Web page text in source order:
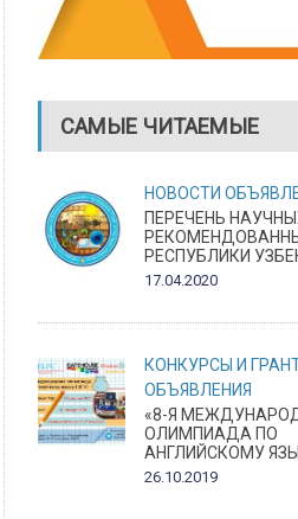
САМЫЕ ЧИТАЕМЫЕ
НОВОСТИ
ПЕРЕЧЕНЬ
РЕСПУБЛИКИ
17.04.2020
КОНКУРСЫ И
ОБЪЯВЛЕНИЯ
«8-Я
ОЛИМПИАДА ПО
АНГЛИЙСКОМУ
26.10.2019